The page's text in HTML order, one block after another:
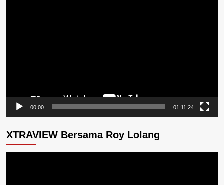
00:00 01:11:24
XTRAVIEW Bersama Roy Lolang